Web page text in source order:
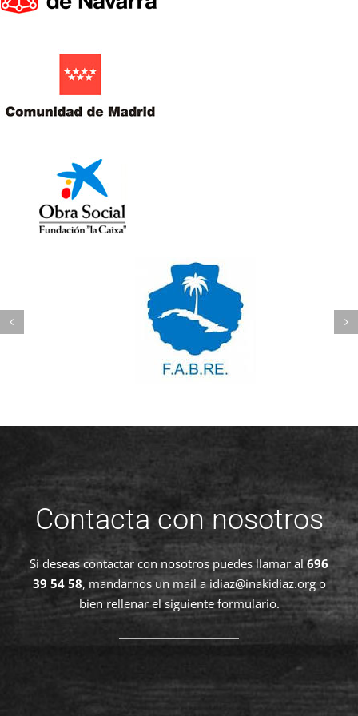
Contacta con nosotros
Si deseas contactar con nosotros puedes llamar al696
39 54 58, mandarnos un mail a idiaz@inakidiaz.orgo
bien rellenar el siguiente formulario.